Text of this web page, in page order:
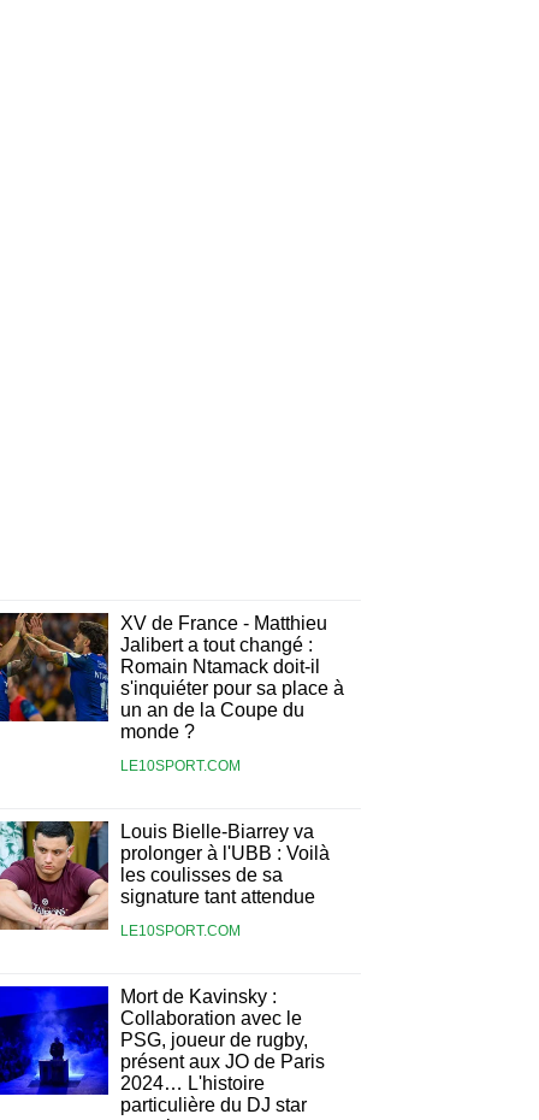
XV de France - Matthieu
Jalibert a tout changé :
Romain Ntamack doit-il
s'inquiéter pour sa place à
un an de la Coupe du
monde ?
LE10SPORT.COM
Louis Bielle-Biarrey va
prolonger à l'UBB : Voilà
les coulisses de sa
signature tant attendue
LE10SPORT.COM
Mort de Kavinsky :
Collaboration avec le
PSG, joueur de rugby,
présent aux JO de Paris
2024… L'histoire
particulière du DJ star